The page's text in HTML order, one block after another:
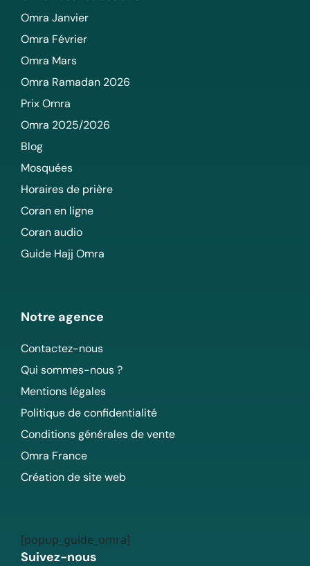
Omra Janvier
Omra Février
Omra Mars
Omra Ramadan 2026
Prix Omra
Omra 2025/2026
Blog
Mosquées
Horaires de prière
Coran en ligne
Coran audio
Guide Hajj Omra
Notre agence
Contactez-nous
Qui sommes-nous ?
Mentions légales
Politique de confidentialité
Conditions générales de vente
Omra France
Création de site web
[popup_guide_omra]
Suivez-nous